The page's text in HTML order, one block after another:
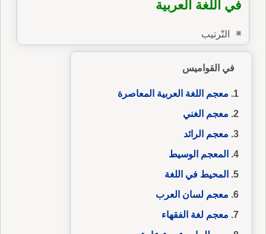
في اللغة العربية
التّرتيب
في القواميس
معجم اللغة العربية المعاصرة
معجم الغني
معجم الرائد
المعجم الوسيط
المحيط في اللغة
معجم لسان العرب
معجم لغة الفقهاء